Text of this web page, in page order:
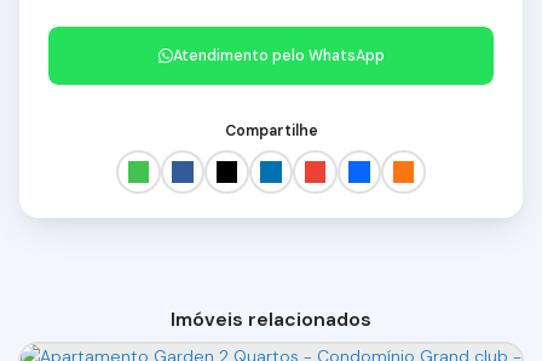
Atendimento pelo WhatsApp
Compartilhe
Imóveis relacionados